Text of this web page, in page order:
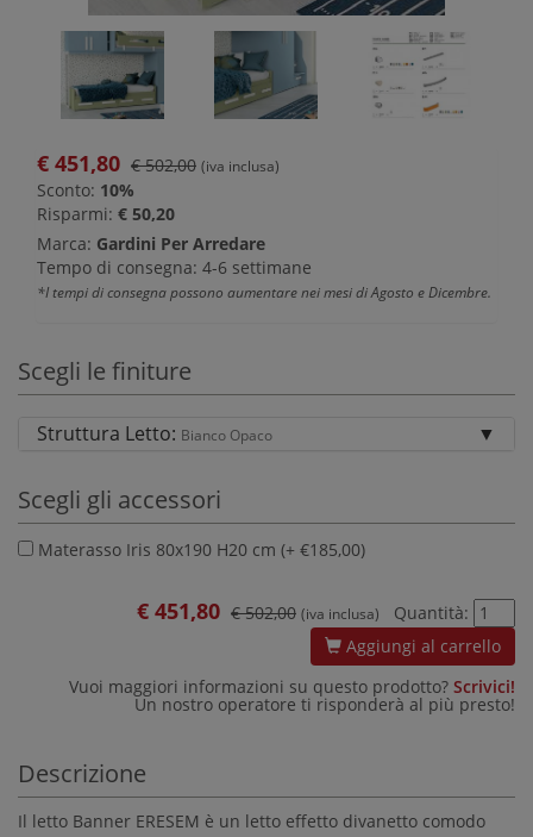
€ 451,80 € 502,00 (iva inclusa)
Sconto: 10%
Risparmi: € 50,20
Marca: Gardini Per Arredare
Tempo di consegna: 4-6 settimane
*I tempi di consegna possono aumentare nei mesi di Agosto e Dicembre.
Scegli le finiture
Struttura Letto: Bianco Opaco
Scegli gli accessori
Materasso Iris 80x190 H20 cm (+ €185,00)
€ 451,80 € 502,00 (iva inclusa)
Quantità:
Aggiungi al carrello
Vuoi maggiori informazioni su questo prodotto? Scrivici!
Un nostro operatore ti risponderà al più presto!
Descrizione
Il letto Banner ERESEM è un letto effetto divanetto comodo